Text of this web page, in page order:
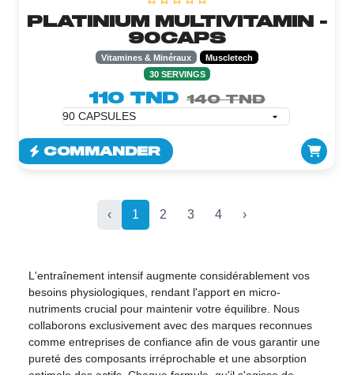
PLATINIUM MULTIVITAMIN -
90CAPS
Vitamines & Minéraux
Muscletech
30 SERVINGS
110 TND 140 TND
COMMANDER
‹ 1 2 3 4 ›
L'entraînement intensif augmente considérablement vos
besoins physiologiques, rendant l'apport en micro-
nutriments crucial pour maintenir votre équilibre. Nous
collaborons exclusivement avec des marques reconnues
comme entreprises de confiance afin de vous garantir une
pureté des composants irréprochable et une absorption